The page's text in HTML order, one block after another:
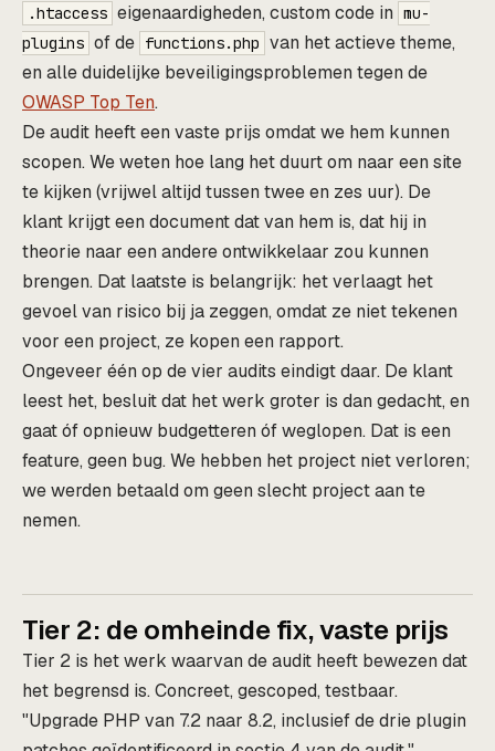
.htaccess eigenaardigheden, custom code in mu-
plugins of de functions.php van het actieve theme,
en alle duidelijke beveiligingsproblemen tegen de
OWASP Top Ten.
De audit heeft een vaste prijs omdat we hem kunnen
scopen. We weten hoe lang het duurt om naar een site
te kijken (vrijwel altijd tussen twee en zes uur). De
klant krijgt een document dat van hem is, dat hij in
theorie naar een andere ontwikkelaar zou kunnen
brengen. Dat laatste is belangrijk: het verlaagt het
gevoel van risico bij ja zeggen, omdat ze niet tekenen
voor een project, ze kopen een rapport.
Ongeveer één op de vier audits eindigt daar. De klant
leest het, besluit dat het werk groter is dan gedacht, en
gaat óf opnieuw budgetteren óf weglopen. Dat is een
feature, geen bug. We hebben het project niet verloren;
we werden betaald om geen slecht project aan te
nemen.
Tier 2: de omheinde fix, vaste prijs
Tier 2 is het werk waarvan de audit heeft bewezen dat
het begrensd is. Concreet, gescoped, testbaar.
"Upgrade PHP van 7.2 naar 8.2, inclusief de drie plugin